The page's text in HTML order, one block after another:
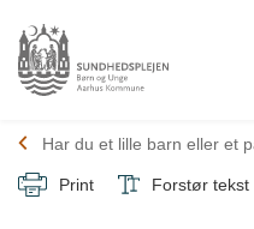
Har du et lille barn eller et
Print Forstør tekst